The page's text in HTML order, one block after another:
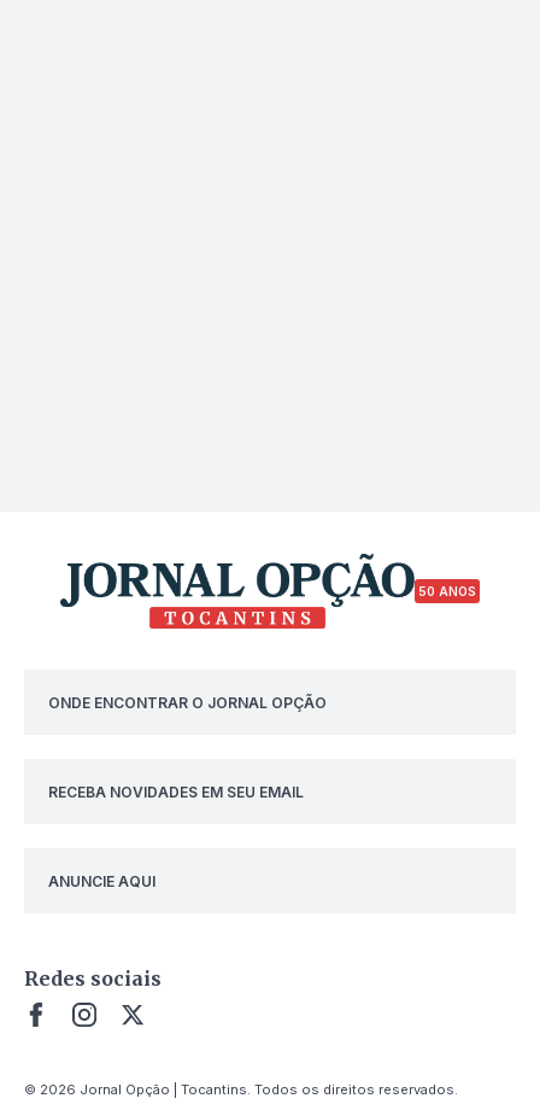
50 ANOS
ONDE ENCONTRAR O JORNAL OPÇÃO
RECEBA NOVIDADES EM SEU EMAIL
ANUNCIE AQUI
Redes sociais
© 2026 Jornal Opção | Tocantins. Todos os direitos reservados.